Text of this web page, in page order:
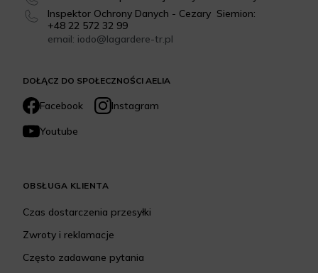
DOŁĄCZ DO SPOŁECZNOŚCI AELIA
Facebook
Instagram
Youtube
Inspektor Ochrony Danych - Cezary Siemion:
+48 22 572 32 99
email: iodo@lagardere-tr.pl
OBSŁUGA KLIENTA
Czas dostarczenia przesyłki
Zwroty i reklamacje
Często zadawane pytania